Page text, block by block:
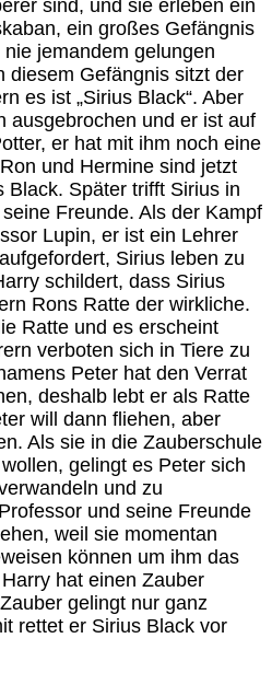
sind, und sie erleben ein
ein großes Gefängnis
jemandem gelungen
diesem Gefängnis sitzt der
es ist „Sirius Black“. Aber
ausgebrochen und er ist auf
er hat mit ihm noch eine
und Hermine sind jetzt
Black. Später trifft Sirius in
Freunde. Als der Kampf
Lupin, er ist ein Lehrer
Sirius leben zu
schildert, dass Sirius
Rons Ratte der wirkliche.
Ratte und es erscheint
verboten sich in Tiere zu
Peter hat den Verrat
deshalb lebt er als Ratte
will dann fliehen, aber
Als sie in die Zauberschule
gelingt es Peter sich
und zu
und seine Freunde
weil sie momentan
können um ihm das
hat einen Zauber
gelingt nur ganz
rettet er Sirius Black vor